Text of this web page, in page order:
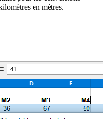
en mètres.